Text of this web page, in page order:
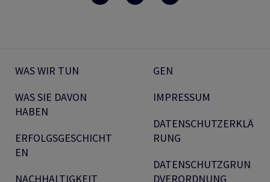
WAS WIR TUN
WAS SIE DAVON
HABEN
ERFOLGSGESCHICHT
EN
NACHHALTIGKEIT
GEN
IMPRESSUM
DATENSCHUTZERKLÄ
RUNG
DATENSCHUTZGRUN
DVERORDNUNG